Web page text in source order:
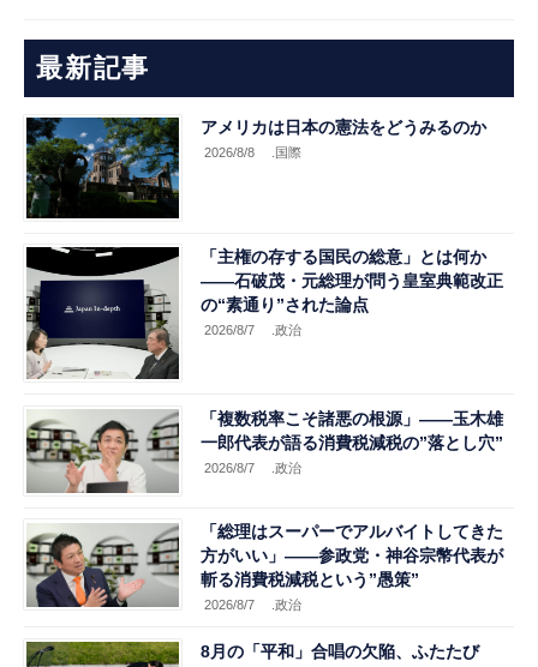
最新記事
アメリカは日本の憲法をどうみるのか
2026/8/8 .国際
「主権の存する国民の総意」とは何か
――石破茂・元総理が問う皇室典範改正
の“素通り”された論点
2026/8/7 .政治
「複数税率こそ諸悪の根源」――玉木雄
一郎代表が語る消費税減税の”落とし穴”
2026/8/7 .政治
「総理はスーパーでアルバイトしてきた
方がいい」――参政党・神谷宗幣代表が
斬る消費税減税という”愚策”
2026/8/7 .政治
8月の「平和」合唱の欠陥、ふたたび